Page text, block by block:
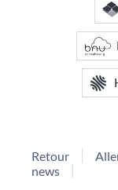
Retour
news